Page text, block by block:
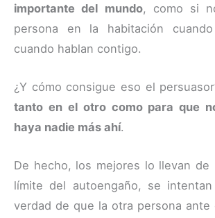
importante del mundo, como si
persona en la habitación
cuando hablan contigo.
¿Y cómo consigue eso el
tanto en el otro como para que
haya nadie más ahí.
De hecho, los mejores lo llevan de
límite del autoengaño, se
verdad de que la otra persona ante